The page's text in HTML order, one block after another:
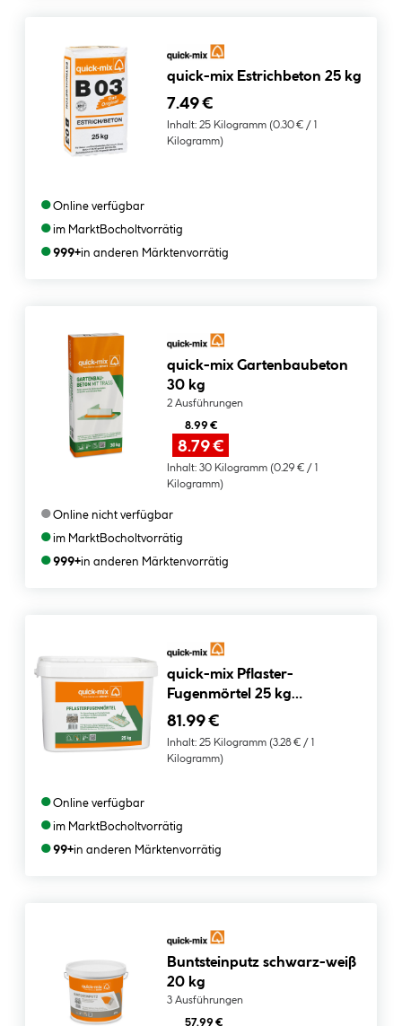
quick-mix Estrichbeton 25 kg
7.49 €
Inhalt: 25 Kilogramm (0.30 € / 1
Kilogramm)
●Online verfügbar
●im MarktBocholtvorrätig
●999+in anderen Märktenvorrätig
quick-mix Gartenbaubeton
30 kg
2 Ausführungen
8.99 €
8.79 €
Inhalt: 30 Kilogramm (0.29 € / 1
Kilogramm)
●Online nicht verfügbar
●im MarktBocholtvorrätig
●999+in anderen Märktenvorrätig
quick-mix Pflaster-
Fugenmörtel 25 kg
gebrauchsfertig Farbe
81.99 €
Inhalt: 25 Kilogramm (3.28 € / 1
Kilogramm)
●Online verfügbar
●im MarktBocholtvorrätig
●99+in anderen Märktenvorrätig
Buntsteinputz schwarz-weiß
20 kg
3 Ausführungen
57.99 €